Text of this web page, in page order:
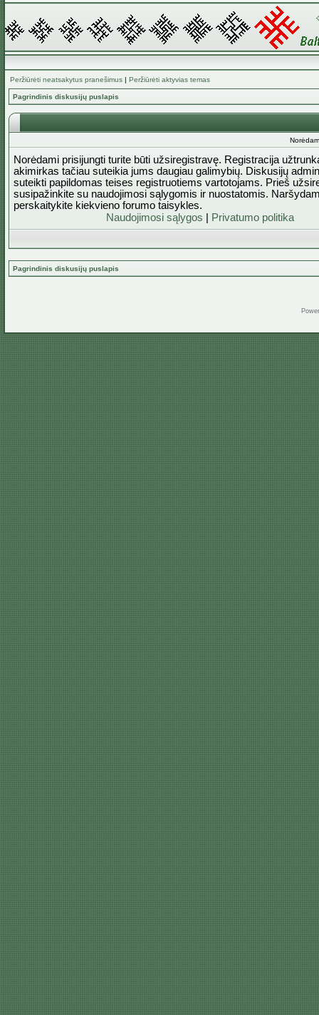
Peržiūrėti neatsakytus pranešimus | Peržiūrėti aktyvias temas
Pagrindinis diskusijų puslapis
Norėdami prisijungti turite būti užsiregistravę. Registracija
akimirkas tačiau suteikia jums daugiau galimybių. Diskusijų
suteikti papildomas teises registruotiems vartotojams. Prieš
susipažinkite su naudojimosi sąlygomis ir nuostatomis.
perskaitykite kiekvieno forumo taisykles.
Naudojimosi sąlygos
Privatumo politika
Pagrindinis diskusijų puslapis